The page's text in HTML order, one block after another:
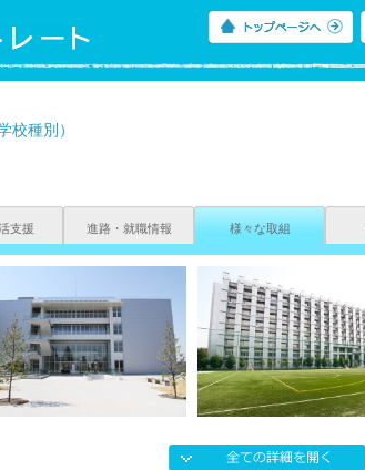
校種別）
支援 進路・就職情報 様々な取組